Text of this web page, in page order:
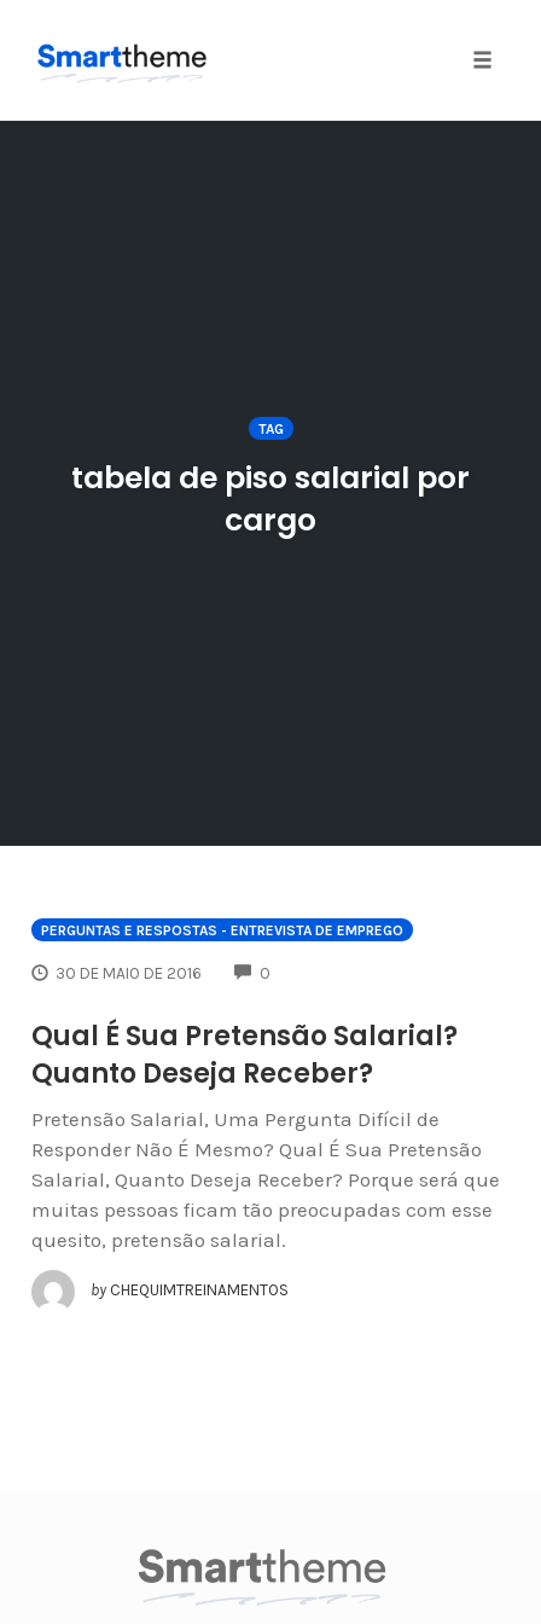
TAG
tabela de piso salarial por
cargo
PERGUNTAS E RESPOSTAS - ENTREVISTA DE EMPREGO
30 DE MAIO DE 2016 0
Qual É Sua Pretensão Salarial?
Quanto Deseja Receber?
Pretensão Salarial, Uma Pergunta Difícil de
Responder Não É Mesmo? Qual É Sua Pretensão
Salarial, Quanto Deseja Receber? Porque será que
muitas pessoas ficam tão preocupadas com esse
quesito, pretensão salarial.
by CHEQUIMTREINAMENTOS